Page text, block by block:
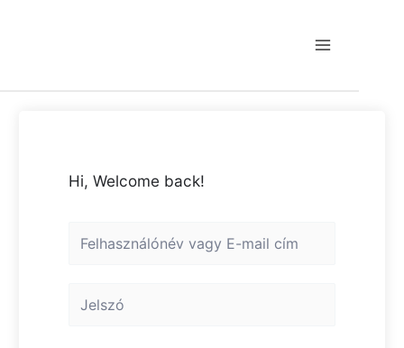
Hi, Welcome back!